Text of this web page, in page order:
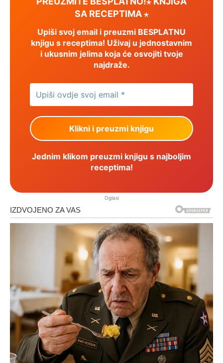
SA RECEPTIMA ⋆
Upiši svoj email i preuzmi BESPLATNU
knjigu s receptima! Uživaj u jednostavnim
i ukusnim jelima koja će osvojiti tvoje
najdraže.
Jednim klikom preuzmi knjigu s najboljim
receptima!
Oglasi